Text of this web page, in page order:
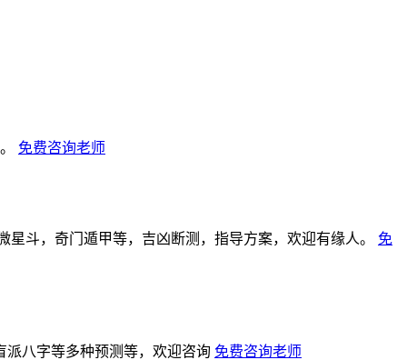
免费咨询老师
斗，奇门遁甲等，吉凶断测，指导方案，欢迎有缘人。 免
八字等多种预测等，欢迎咨询 免费咨询老师